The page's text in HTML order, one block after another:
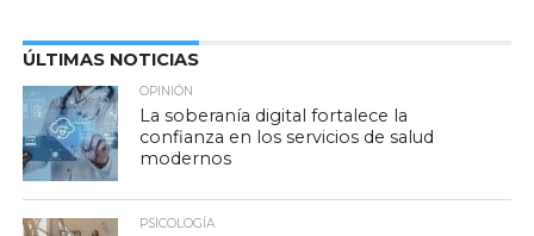
ÚLTIMAS NOTICIAS
OPINIÓN
La soberanía digital fortalece la
confianza en los servicios de salud
modernos
PSICOLOGÍA